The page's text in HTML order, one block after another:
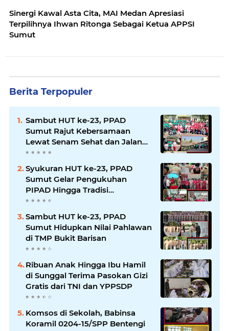
Sinergi Kawal Asta Cita, MAI Medan Apresiasi
Terpilihnya Ihwan Ritonga Sebagai Ketua APPSI
Sumut
Berita Terpopuler
Sambut HUT ke-23, PPAD
Sumut Rajut Kebersamaan
Lewat Senam Sehat dan Jalan
Santai di Mako Bekangdam I/BB
Syukuran HUT ke-23, PPAD
Sumut Gelar Pengukuhan
PIPAD Hingga Tradisi
Kekeluargaan
Sambut HUT ke-23, PPAD
Sumut Hidupkan Nilai Pahlawan
di TMP Bukit Barisan
Ribuan Anak Hingga Ibu Hamil
di Sunggal Terima Pasokan Gizi
Gratis dari TNI dan YPPSDP
Komsos di Sekolah, Babinsa
Koramil 0204-15/SPP Bentengi